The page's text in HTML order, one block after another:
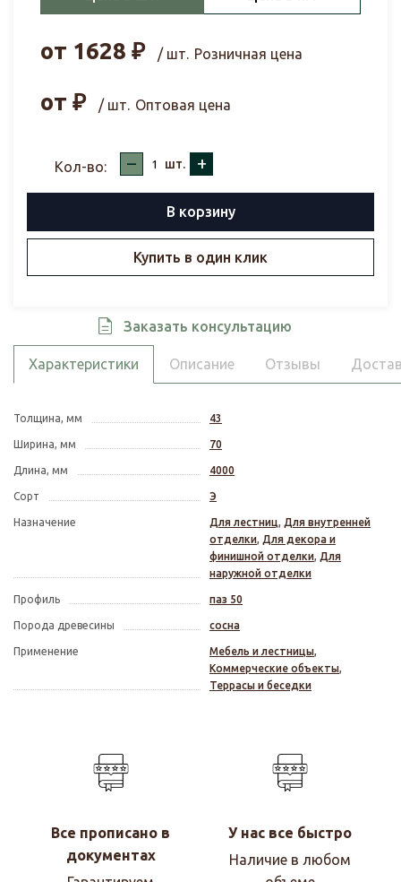
от 1628 ₽ / шт. Розничная цена
от ₽ / шт. Оптовая цена
Кол-во: – шт. +
В корзину
Купить в один клик
Заказать консультацию
Характеристики Описание Отзывы
Толщина, мм 43
Ширина, мм 70
Длина, мм 4000
Сорт Э
Назначение Для лестниц, Для внутренней
отделки, Для декора и
финишной отделки, Для
наружной отделки
Профиль паз 50
Порода древесины сосна
Применение Мебель и лестницы,
Коммерческие объекты,
Террасы и беседки
Все прописано в
документах
У нас все быстро
Наличие в любом